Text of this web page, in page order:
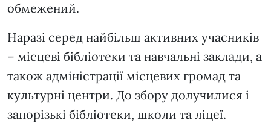
обмежений.
Наразі серед найбільш активних учасників
– місцеві бібліотеки та навчальні заклади, а
також адміністрації місцевих громад та
культурні центри. До збору долучилися і
запорізькі бібліотеки, школи та ліцеї.